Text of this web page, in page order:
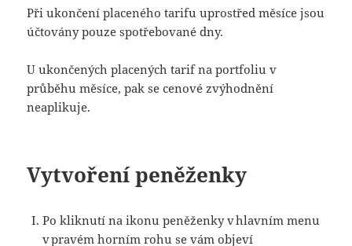
Při ukončení placeného tarifu uprostřed měsíce jsou
účtovány pouze spotřebované dny.
U ukončených placených tarif na portfoliu v
průběhu měsíce, pak se cenové zvýhodnění
neaplikuje.
Vytvoření peněženky
Po kliknutí na ikonu peněženky v hlavním menu
v pravém horním rohu se vám objeví